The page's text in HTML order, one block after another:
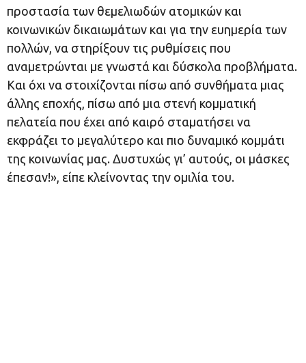
προστασία των θεμελιωδών ατομικών και
κοινωνικών δικαιωμάτων και για την ευημερία των
πολλών, να στηρίξουν τις ρυθμίσεις που
αναμετρώνται με γνωστά και δύσκολα προβλήματα.
Και όχι να στοιχίζονται πίσω από συνθήματα μιας
άλλης εποχής, πίσω από μια στενή κομματική
πελατεία που έχει από καιρό σταματήσει να
εκφράζει το μεγαλύτερο και πιο δυναμικό κομμάτι
της κοινωνίας μας. Δυστυχώς γι’ αυτούς, οι μάσκες
έπεσαν!», είπε κλείνοντας την ομιλία του.